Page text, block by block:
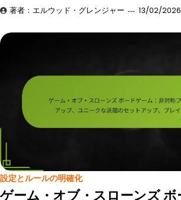
著者：エルウッド・グレンジャー 13/02/2026
設定とルールの明確化
ゲーム・オブ・スローンズ ボ